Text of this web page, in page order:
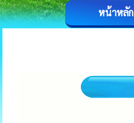
หน้าหลัก